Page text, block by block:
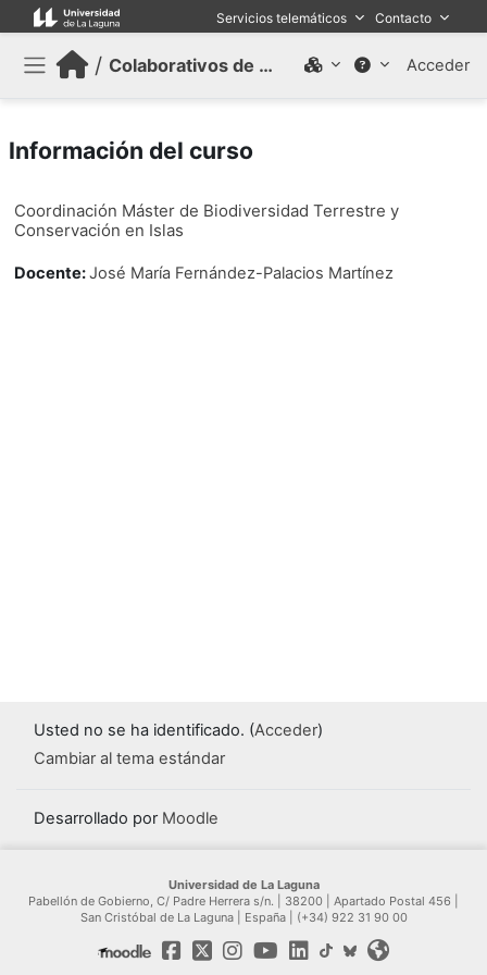
Salta al contenido principal Servicios telemáticos Contacto
/ Colaborativos de trabajo (Antiguo) Acceder
Información del curso
Coordinación Máster de Biodiversidad Terrestre y
Conservación en Islas
Docente:José María Fernández-Palacios Martínez
Usted no se ha identificado. (Acceder)
Cambiar al tema estándar
Desarrollado por Moodle
Universidad de La Laguna
Pabellón de Gobierno, C/ Padre Herrera s/n. | 38200 | Apartado Postal 456 |
San Cristóbal de La Laguna | España | (+34) 922 31 90 00